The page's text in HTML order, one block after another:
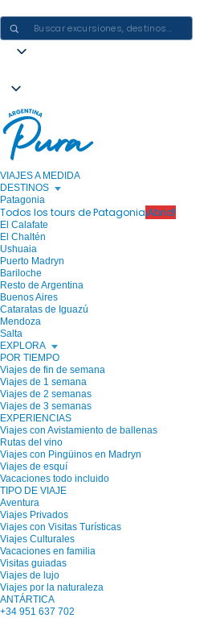
VIAJES A MEDIDA
DESTINOS
Patagonia
Todos los tours de Patagonia¡Abrid!
El Calafate
El Chaltén
Ushuaia
Puerto Madryn
Bariloche
Resto de Argentina
Buenos Aires
Cataratas de Iguazú
Mendoza
Salta
EXPLORA
POR TIEMPO
Viajes de fin de semana
Viajes de 1 semana
Viajes de 2 semanas
Viajes de 3 semanas
EXPERIENCIAS
Viajes con Avistamiento de ballenas
Rutas del vino
Viajes con Pingüinos en Madryn
Viajes de esquí
Vacaciones todo incluido
TIPO DE VIAJE
Aventura
Viajes Privados
Viajes con Visitas Turísticas
Viajes Culturales
Vacaciones en familia
Visitas guiadas
Viajes de lujo
Viajes por la naturaleza
ANTÁRTICA
+34 951 637 702